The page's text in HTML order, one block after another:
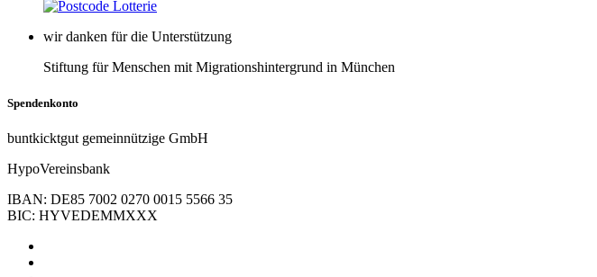
wir danken für die Unterstützung
Stiftung für Menschen mit Migrationshintergrund in München
Spendenkonto
buntkicktgut gemeinnützige GmbH
HypoVereinsbank
IBAN: DE85 7002 0270 0015 5566 35
BIC: HYVEDEMMXXX